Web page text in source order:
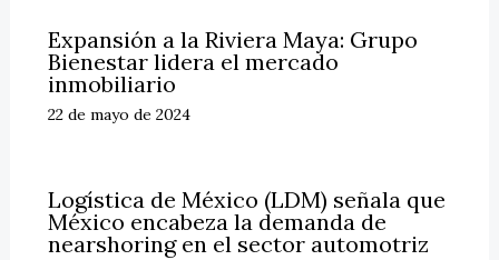
Expansión a la Riviera Maya: Grupo
Bienestar lidera el mercado
inmobiliario
22 de mayo de 2024
Logística de México (LDM) señala que
México encabeza la demanda de
nearshoring en el sector automotriz